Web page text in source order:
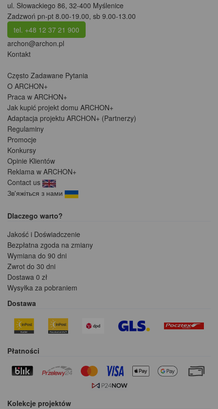
ul. Słowackiego 86, 32-400 Myślenice
Zadzwoń pn-pt 8.00-19.00, sb 9.00-13.00
tel. +48 12 37 21 900
archon@archon.pl
Kontakt
Często Zadawane Pytania
O ARCHON+
Praca w ARCHON+
Jak kupić projekt domu ARCHON+
Adaptacja projektu ARCHON+ (Partnerzy)
Regulaminy
Promocje
Konkursy
Opinie Klientów
Reklama w ARCHON+
Contact us
Зв'яжіться з нами
Dlaczego warto?
Jakość i Doświadczenie
Bezpłatna zgoda na zmiany
Wymiana do 90 dni
Zwrot do 30 dni
Dostawa 0 zł
Wysyłka za pobraniem
Dostawa
Płatności
Kolekcje projektów